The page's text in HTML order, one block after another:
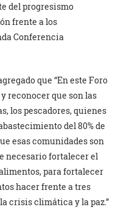
del progresismo
frente a los
Conferencia
que “En este Foro
reconocer que son las
los pescadores, quienes
del 80% de
esas comunidades son
necesario fortalecer el
para fortalecer
hacer frente a tres
crisis climática y la paz.”